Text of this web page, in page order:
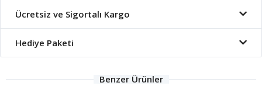
Ücretsiz ve Sigortalı Kargo
Hediye Paketi
Benzer Ürünler